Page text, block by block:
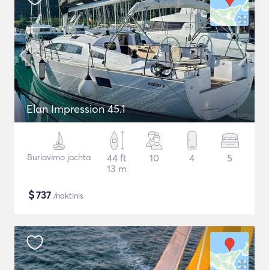
Elan Impression 45.1
Buriavimo jachta
44 ft
13 m
10 4 5
$737 /naktinis